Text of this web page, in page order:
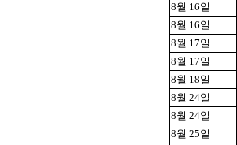
8월 16일
8월 16일
8월 17일
8월 17일
8월 18일
8월 24일
8월 24일
8월 25일